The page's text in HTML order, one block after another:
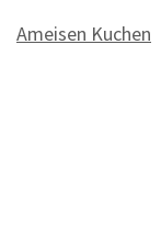
Ameisen Kuchen